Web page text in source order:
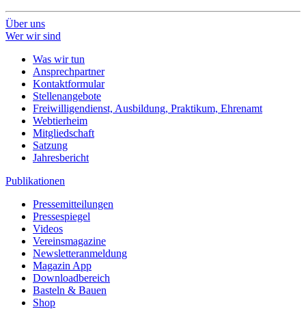
Über uns
Wer wir sind
Was wir tun
Ansprechpartner
Kontaktformular
Stellenangebote
Freiwilligendienst, Ausbildung, Praktikum, Ehrenamt
Webtierheim
Mitgliedschaft
Satzung
Jahresbericht
Publikationen
Pressemitteilungen
Pressespiegel
Videos
Vereinsmagazine
Newsletteranmeldung
Magazin App
Downloadbereich
Basteln & Bauen
Shop